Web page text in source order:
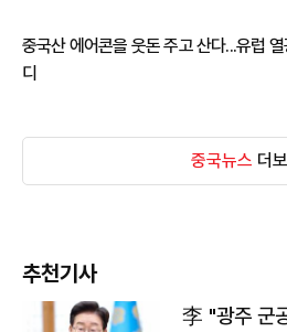
중국산 에어콘을 웃돈 주고 산다...유럽 열
디
중국뉴스 더
추천기사
李 "광주 군